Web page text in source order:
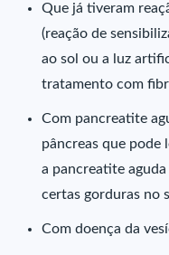
Que já tiveram
(reação de
ao sol ou a luz
tratamento com
Com pancreatite
pâncreas que pode
a pancreatite
certas gorduras no
Com doença da